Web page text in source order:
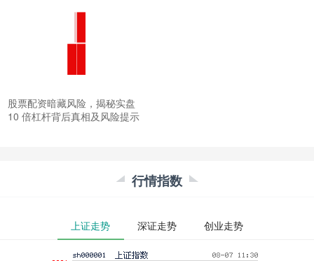
股票配资暗藏风险，揭秘实盘
10 倍杠杆背后真相及风险提示
行情指数
上证走势 深证走势 创业走势